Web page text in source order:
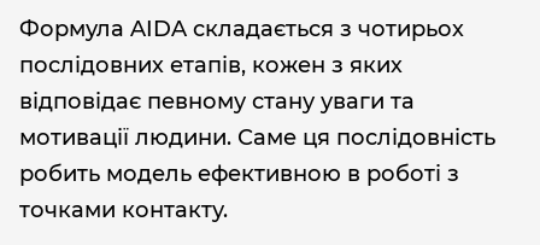
Формула AIDA складається з чотирьох
послідовних етапів, кожен з яких
відповідає певному стану уваги та
мотивації людини. Саме ця послідовність
робить модель ефективною в роботі з
точками контакту.